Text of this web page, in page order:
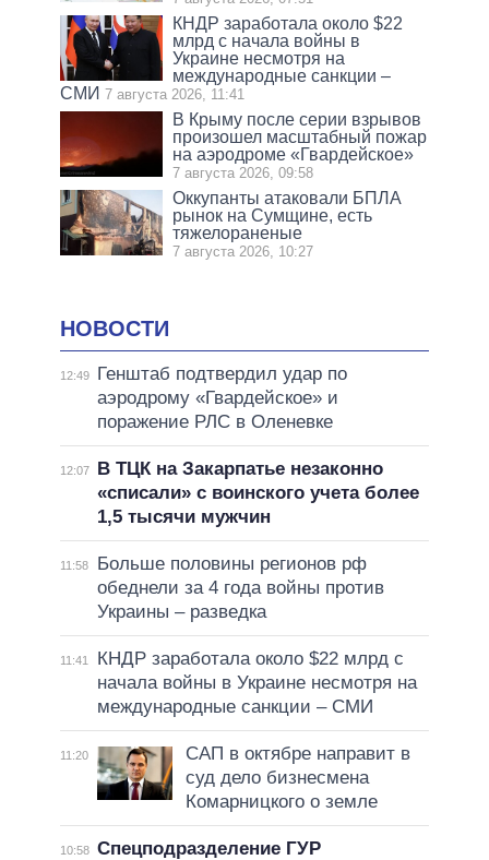
КНДР заработала около $22
млрд с начала войны в
Украине несмотря на
международные санкции –
СМИ 7 августа 2026, 11:41
В Крыму после серии взрывов
произошел масштабный пожар
на аэродроме «Гвардейское»
7 августа 2026, 09:58
Оккупанты атаковали БПЛА
рынок на Сумщине, есть
тяжелораненые
7 августа 2026, 10:27
НОВОСТИ
12:49
Генштаб подтвердил удар по
аэродрому «Гвардейское» и
поражение РЛС в Оленевке
12:07
В ТЦК на Закарпатье незаконно
«списали» с воинского учета более
1,5 тысячи мужчин
11:58
Больше половины регионов рф
обеднели за 4 года войны против
Украины – разведка
11:41
КНДР заработала около $22 млрд с
начала войны в Украине несмотря на
международные санкции – СМИ
11:20
САП в октябре направит в
суд дело бизнесмена
Комарницкого о земле
10:58 Спецподразделение ГУР